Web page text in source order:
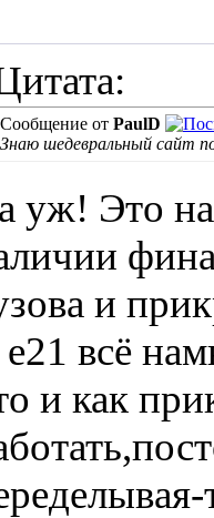
Сообщение от PaulD
Знаю шедевральный сайт
уж! Это
и
всё
и как